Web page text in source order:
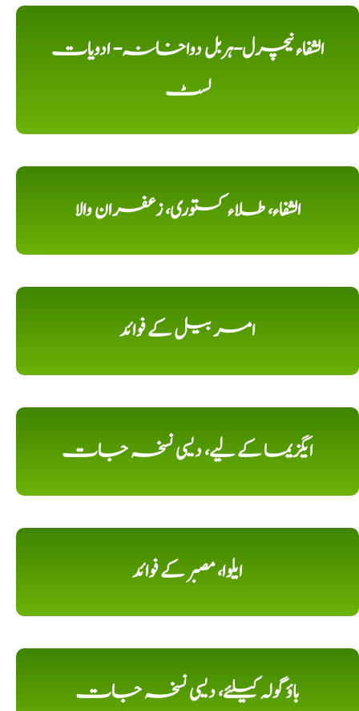
الشفاء نیچرل-ہربل دواخانہ- ادویات
لسٹ
الشفاء، طلاء کستوری، زعفران والا
امر بیل کے فوائد
ایگزیما کے لیے، دیسی نسخہ جات
ایلوا، مصبر کے فوائد
باؤ گولہ کیلئے، دیسی نسخہ جات